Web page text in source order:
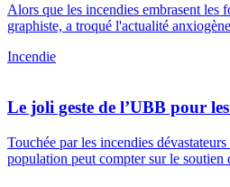
Alors que les incendies embrasent les
graphiste, a troqué l'actualité
Incendie
Le joli geste de l’UBB pour
Touchée par les incendies
population peut compter sur le soutien